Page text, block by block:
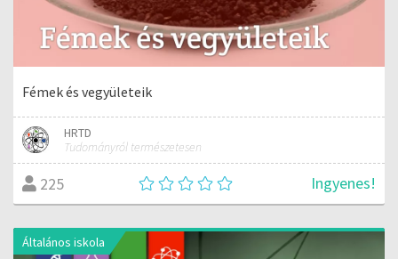
Fémek és vegyületeik
HRTD
Tudományról természetesen
225 Ingyenes!
Általános iskola